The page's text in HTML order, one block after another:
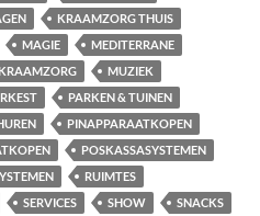
KRAAMZORG THUIS
MAGIE
MEDITERRANE
MUZIEK
PARKEN & TUINEN
PINAPPARAATKOPEN
POSKASSASYSTEMEN
RUIMTES
SERVICES SHOW
SNACKS